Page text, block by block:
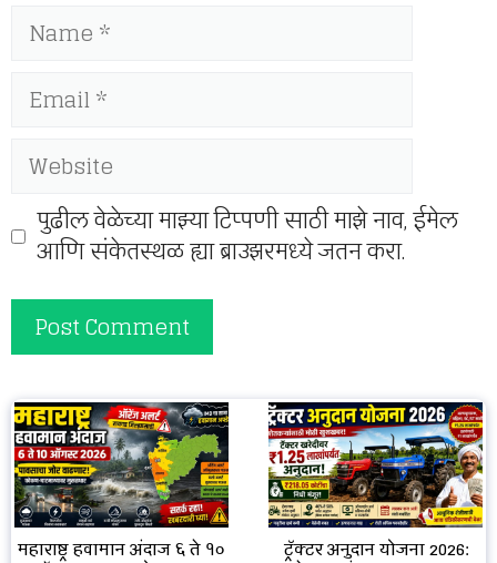
Name
Email
Website
पुढील वेळेच्या माझ्या टिप्पणी साठी माझे नाव, ईमेल
आणि संकेतस्थळ ह्या ब्राउझरमध्ये जतन करा.
महाराष्ट्र हवामान अंदाज ६ ते १० ट्रॅक्टर अनुदान योजना 2026: